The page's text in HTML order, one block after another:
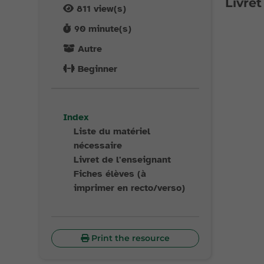
811 view(s)
90 minute(s)
Autre
Beginner
Index
Liste du matériel
nécessaire
Livret de l'enseignant
Fiches élèves (à
imprimer en recto/verso)
Print the resource